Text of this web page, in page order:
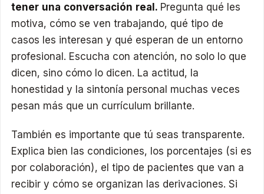
tener una conversación real. Pregunta qué les
motiva, cómo se ven trabajando, qué tipo de
casos les interesan y qué esperan de un entorno
profesional. Escucha con atención, no solo lo que
dicen, sino cómo lo dicen. La actitud, la
honestidad y la sintonía personal muchas veces
pesan más que un currículum brillante.
También es importante que tú seas transparente.
Explica bien las condiciones, los porcentajes (si es
por colaboración), el tipo de pacientes que van a
recibir y cómo se organizan las derivaciones. Si